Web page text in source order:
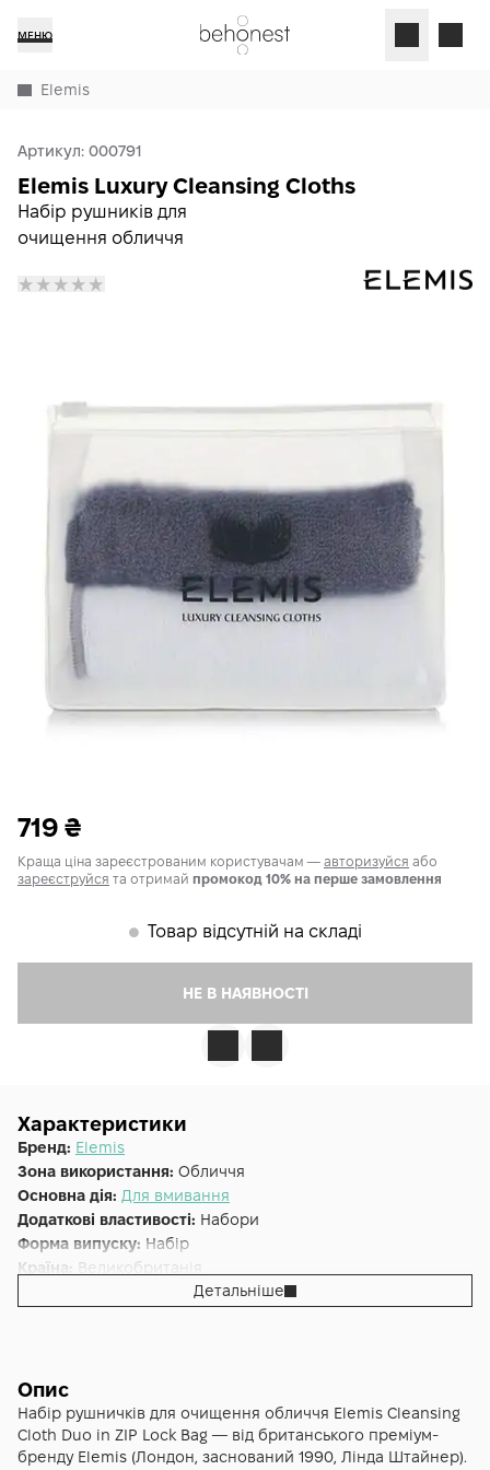
МЕНЮ
Elemis
Артикул: 000791
Набір рушників для
очищення обличчя
Elemis Luxury Cleansing Cloths
719 ₴
Краща ціна зареєстрованим користувачам — авторизуйся або
зареєструйся та отримай промокод 10% на перше замовлення
𒊹 Товар відсутній на складі
НЕ В НАЯВНОСТІ
Характеристики
Бренд: Elemis
Зона використання: Обличчя
Основна дія: Для вмивання
Додаткові властивості: Набори
Форма випуску: Набір
Країна: Великобританія
Детальніше
Опис
Набір рушничків для очищення обличчя Elemis Cleansing
Cloth Duo in ZIP Lock Bag — від британського преміум-
бренду Elemis (Лондон, заснований 1990, Лінда Штайнер).